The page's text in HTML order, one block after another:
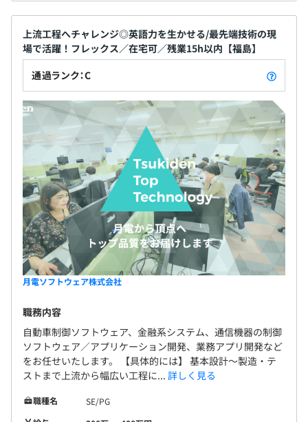
上流工程へチャレンジ◎英語力を生かせる/最先端技術の現
場で活躍！フレックス／在宅可／残業15h以内【福島】
通過ランク：C
月電ソフトウェア株式会社
職務内容
自動車制御ソフトウェア、金融系システム、通信機器の制御
ソフトウェア／アプリケーション開発、業務アプリ開発など
をお任せいたします。 【具体的には】 基本設計〜製造・テ
ストまで上流から幅広い工程に... 詳しく見る
職種名
SE/PG